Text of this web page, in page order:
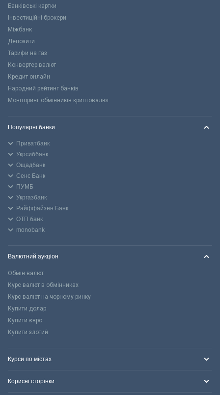
Банківські картки
Інвестиційні брокери
Міжбанк
Депозити
Тарифи на газ
Конвертер валют
Кредит онлайн
Народний рейтинг банків
Моніторинг обмінників криптовалют
Популярні банки
Приватбанк
Укрсиббанк
Ощадбанк
Сенс Банк
ПУМБ
Укргазбанк
Райффайзен Банк
ОТП банк
monobank
Валютний аукціон
Обмін валют
Курс валют в обмінниках
Курс валют на чорному ринку
Купити долар
Купити євро
Купити злотий
Курси по містах
Корисні сторінки